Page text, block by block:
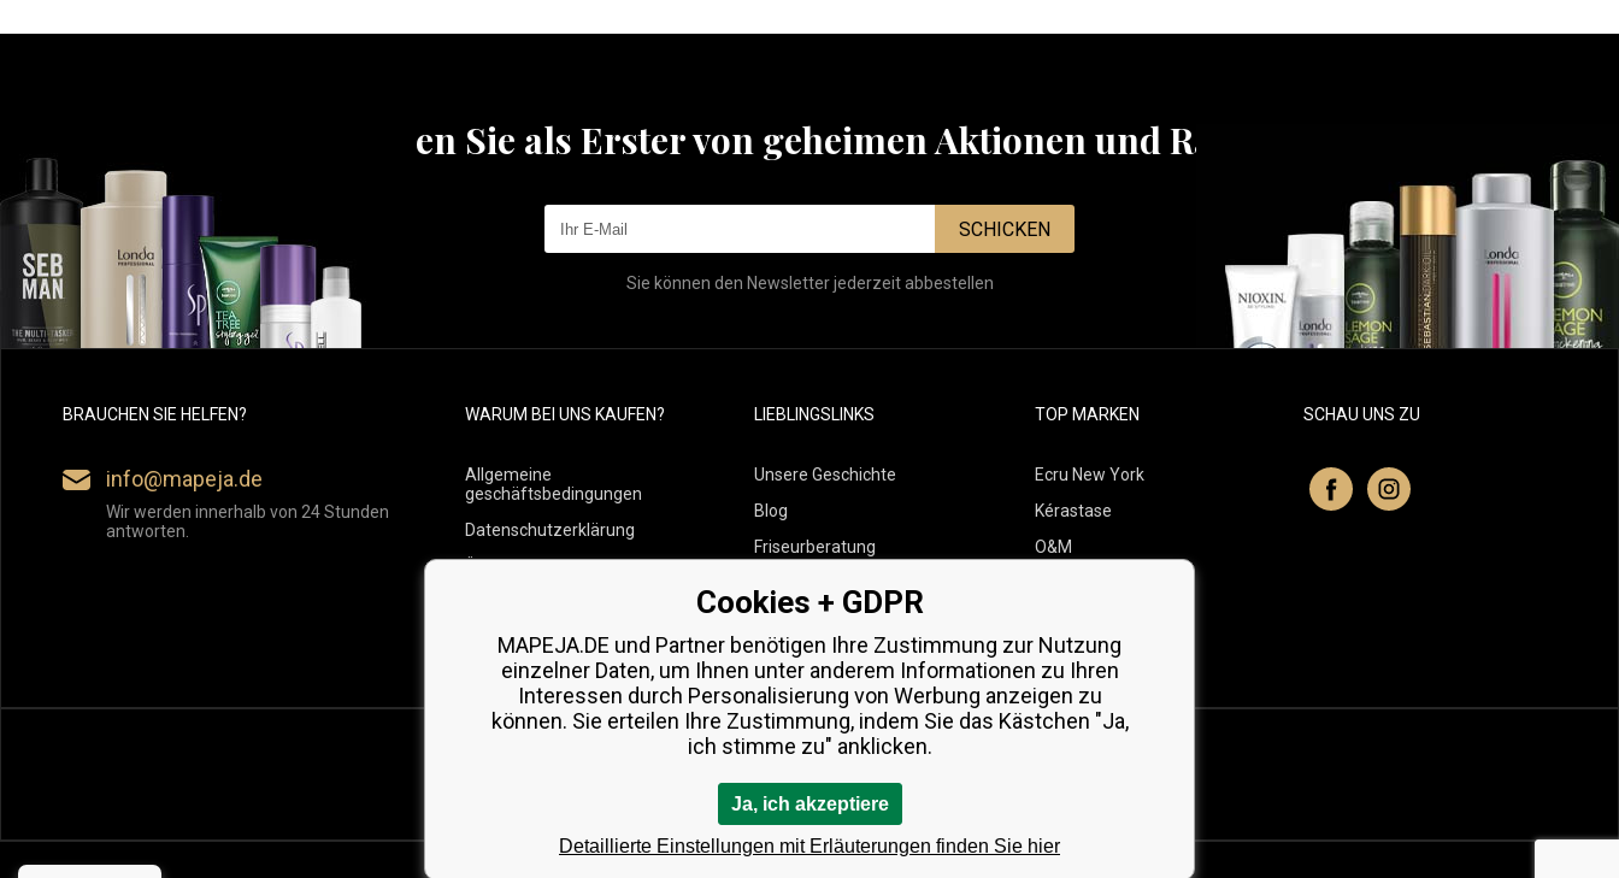
Erfahren Sie als Erster von geheimen Aktionen und Rabatten
SCHICKEN
Sie können den Newsletter jederzeit abbestellen
BRAUCHEN SIE HELFEN?
info@mapeja.de
Wir werden innerhalb von 24 Stunden
antworten.
WARUM BEI UNS KAUFEN?
Allgemeine
geschäftsbedingungen
Datenschutzerklärung
Übersicht über Zahlungen und
LIEBLINGSLINKS
Unsere Geschichte
Blog
Friseurberatung
Kostenlose Produktproben
TOP MARKEN
Ecru New York
Kérastase
O&M
Zenz Organic
SCHAU UNS ZU
Cookies + GDPR
MAPEJA.DE und Partner benötigen Ihre Zustimmung zur Nutzung
einzelner Daten, um Ihnen unter anderem Informationen zu Ihren
Interessen durch Personalisierung von Werbung anzeigen zu
können. Sie erteilen Ihre Zustimmung, indem Sie das Kästchen "Ja,
ich stimme zu" anklicken.
Ja, ich akzeptiere
Detaillierte Einstellungen mit Erläuterungen finden Sie hier